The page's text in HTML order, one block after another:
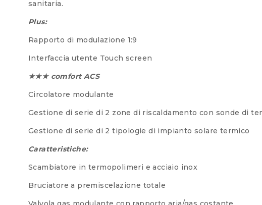
sanitaria.
Plus:
Rapporto di modulazione 1:9
Interfaccia utente Touch screen
★★★ comfort ACS
Circolatore modulante
Gestione di serie di 2 zone di riscaldamento con sonde di
Gestione di serie di 2 tipologie di impianto solare termico
Caratteristiche:
Scambiatore in termopolimeri e acciaio inox
Bruciatore a premiscelazione totale